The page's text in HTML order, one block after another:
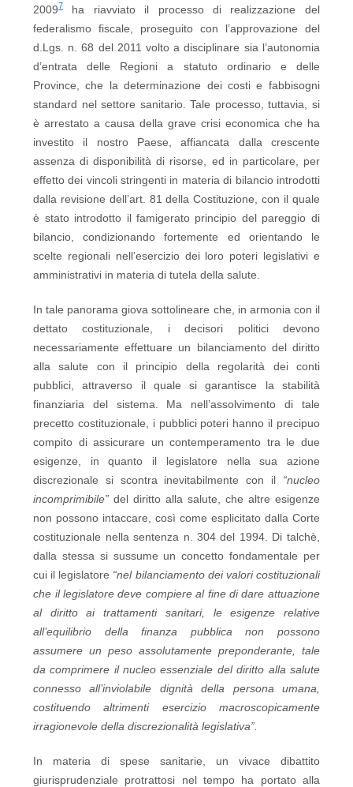
20097
ha riavviato il processo di realizzazione del
federalismo fiscale, proseguito con l’approvazione del
d.Lgs. n. 68 del 2011 volto a disciplinare sia l’autonomia
d’entrata delle Regioni a statuto ordinario e delle
Province, che la determinazione dei costi e fabbisogni
standard nel settore sanitario. Tale processo, tuttavia, si
è arrestato a causa della grave crisi economica che ha
investito il nostro Paese, affiancata dalla crescente
assenza di disponibilità di risorse, ed in particolare, per
effetto dei vincoli stringenti in materia di bilancio introdotti
dalla revisione dell’art. 81 della Costituzione, con il quale
è stato introdotto il famigerato principio del pareggio di
bilancio, condizionando fortemente ed orientando le
scelte regionali nell’esercizio dei loro poteri legislativi e
amministrativi in materia di tutela della salute.
In tale panorama giova sottolineare che, in armonia con il
dettato costituzionale, i decisori politici devono
necessariamente effettuare un bilanciamento del diritto
alla salute con il principio della regolarità dei conti
pubblici, attraverso il quale si garantisce la stabilità
finanziaria del sistema. Ma nell’assolvimento di tale
precetto costituzionale, i pubblici poteri hanno il precipuo
compito di assicurare un contemperamento tra le due
esigenze, in quanto il legislatore nella sua azione
discrezionale si scontra inevitabilmente con il “nucleo
incomprimibile” del diritto alla salute, che altre esigenze
non possono intaccare, così come esplicitato dalla Corte
costituzionale nella sentenza n. 304 del 1994. Di talchè,
dalla stessa si sussume un concetto fondamentale per
cui il legislatore “nel bilanciamento dei valori costituzionali
che il legislatore deve compiere al fine di dare attuazione
al diritto ai trattamenti sanitari, le esigenze relative
all’equilibrio della finanza pubblica non possono
assumere un peso assolutamente preponderante, tale
da comprimere il nucleo essenziale del diritto alla salute
connesso all’inviolabile dignità della persona umana,
costituendo altrimenti esercizio macroscopicamente
irragionevole della discrezionalità legislativa”.
In materia di spese sanitarie, un vivace dibattito
giurisprudenziale protrattosi nel tempo ha portato alla